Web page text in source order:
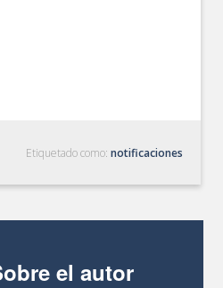
Etiquetado como: notificaciones
el autor